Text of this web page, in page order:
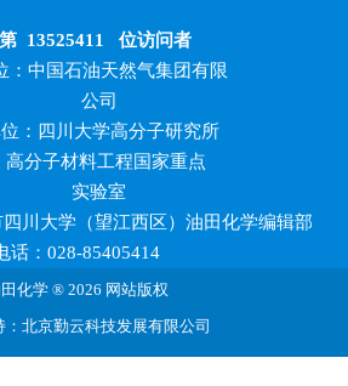
13525411 位访问者
：中国石油天然气集团有限
公司
：四川大学高分子研究所
材料工程国家重点
实验室
川大学（望江西区）油田化学编辑部
话：028-85405414
化学 ® 2026 网站版权
：北京勤云科技发展有限公司